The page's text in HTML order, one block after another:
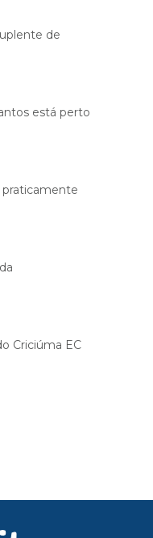
de
está perto
praticamente
Criciúma EC